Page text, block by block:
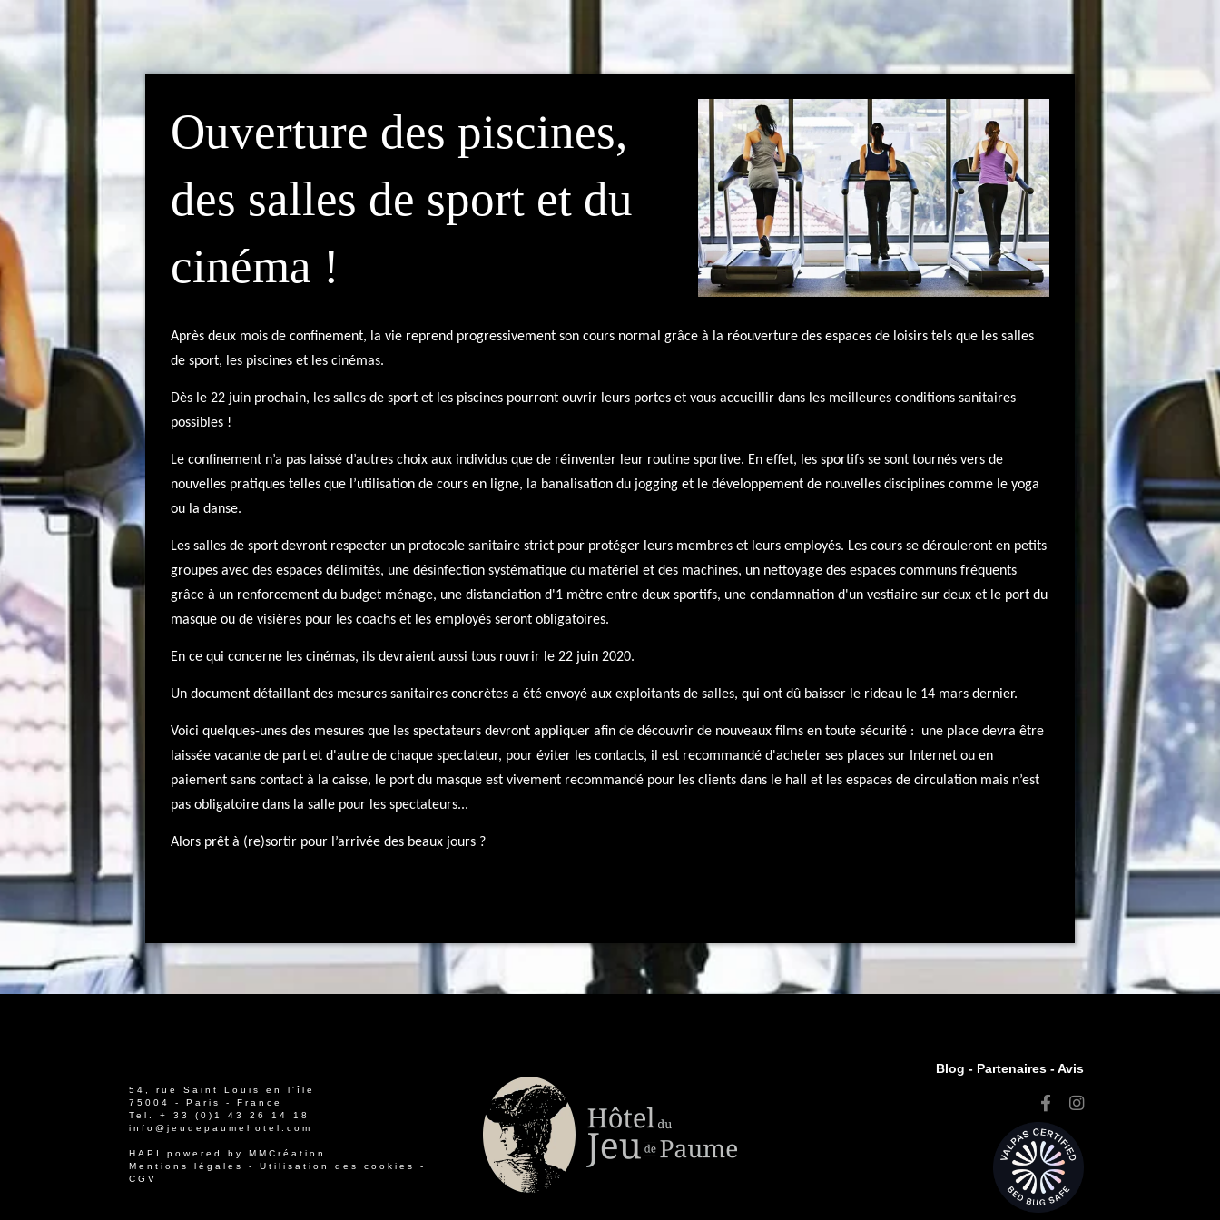
Ouverture des piscines,
des salles de sport et du
cinéma !
Après deux mois de confinement, la vie reprend progressivement son cours normal grâce à la réouverture des espaces de loisirs tels que les salles
de sport, les piscines et les cinémas.
Dès le 22 juin prochain, les salles de sport et les piscines pourront ouvrir leurs portes et vous accueillir dans les meilleures conditions sanitaires
possibles !
Le confinement n’a pas laissé d’autres choix aux individus que de réinventer leur routine sportive. En effet, les sportifs se sont tournés vers de
nouvelles pratiques telles que l’utilisation de cours en ligne, la banalisation du jogging et le développement de nouvelles disciplines comme le yoga
ou la danse.
Les salles de sport devront respecter un protocole sanitaire strict pour protéger leurs membres et leurs employés. Les cours se dérouleront en petits
groupes avec des espaces délimités, une désinfection systématique du matériel et des machines, un nettoyage des espaces communs fréquents
grâce à un renforcement du budget ménage, une distanciation d'1 mètre entre deux sportifs, une condamnation d'un vestiaire sur deux et le port du
masque ou de visières pour les coachs et les employés seront obligatoires.
En ce qui concerne les cinémas, ils devraient aussi tous rouvrir le 22 juin 2020.
Un document détaillant des mesures sanitaires concrètes a été envoyé aux exploitants de salles, qui ont dû baisser le rideau le 14 mars dernier.
Voici quelques-unes des mesures que les spectateurs devront appliquer afin de découvrir de nouveaux films en toute sécurité : une place devra être
laissée vacante de part et d'autre de chaque spectateur, pour éviter les contacts, il est recommandé d'acheter ses places sur Internet ou en
paiement sans contact à la caisse, le port du masque est vivement recommandé pour les clients dans le hall et les espaces de circulation mais n’est
pas obligatoire dans la salle pour les spectateurs...
Alors prêt à (re)sortir pour l’arrivée des beaux jours ?
54, rue Saint Louis en l'île
75004 - Paris - France
Tel. + 33 (0)1 43 26 14 18
info@jeudepaumehotel.com
HAPI powered by MMCréation
Mentions légales
- Utilisation des cookies
-
CGV
Blog - Partenaires -Avis